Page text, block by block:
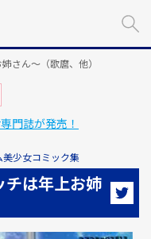
さん～（歌麿、他）
門誌が発売！
少女コミック集
は年上お姉